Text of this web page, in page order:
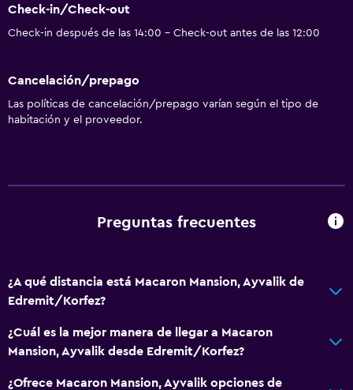
Accesibilidad y adecuación
Secador de pelo
Ideal para familias
Parque infantil
Check-in/Check-out
Check-in después de las 14:00 - Check-out antes de las 12:00
Cancelación/prepago
Las políticas de cancelación/prepago varían según el tipo de
habitación y el proveedor.
Preguntas frecuentes
¿A qué distancia está Macaron Mansion, Ayvalik de
Edremit/Korfez?
¿Cuál es la mejor manera de llegar a Macaron
Mansion, Ayvalik desde Edremit/Korfez?
¿Ofrece Macaron Mansion, Ayvalik opciones de